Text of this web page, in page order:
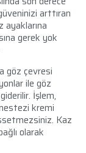
arttıran
ayaklarına
gerek yok
göz çevresi
ile göz
İşlem,
kremi
Kaz
olarak